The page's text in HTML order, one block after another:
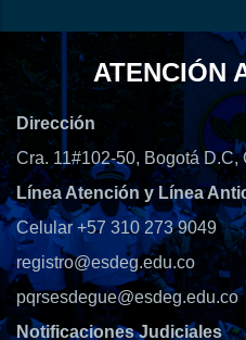
ATENCIÓN
Dirección
Cra. 11#102-50, Bogotá D.C,
Línea Atención y Línea
Celular +57 310 273 9049
registro@esdeg.edu.co
pqrsesdegue@esdeg.edu.co
Notificaciones Judiciales